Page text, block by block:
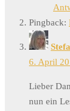
Pingback:
6. April
Lieber
nun ein